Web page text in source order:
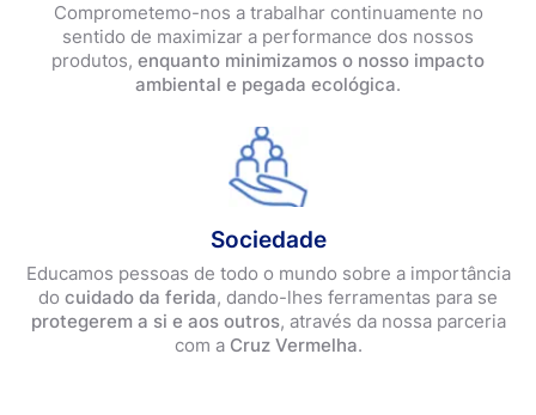
Comprometemo-nos a trabalhar continuamente no
sentido de maximizar a performance dos nossos
produtos, enquanto minimizamos o nosso impacto
ambiental e pegada ecológica.
Sociedade
Educamos pessoas de todo o mundo sobre a importância
do cuidado da ferida, dando-lhes ferramentas para se
protegerem a si e aos outros, através da nossa parceria
com a Cruz Vermelha.